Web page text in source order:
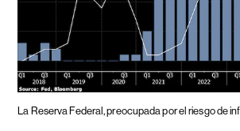
La Reserva Federal, preocupada por el riesgo de